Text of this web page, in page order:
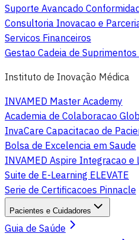
Suporte Avancado
Consultoria Inovacao e
Servicos Financeiros
Gestao Cadeia de
Instituto de Inovação Médica
INVAMED Master Academy
Academia de Colaboracao
InvaCare Capacitacao de
Bolsa de Excelencia em Saude
INVAMED Aspire Integracao e
Suite de E-Learning ELEVATE
Serie de Certificacoes Pinnacle
Pacientes e Cuidadores
Guia de Saúde